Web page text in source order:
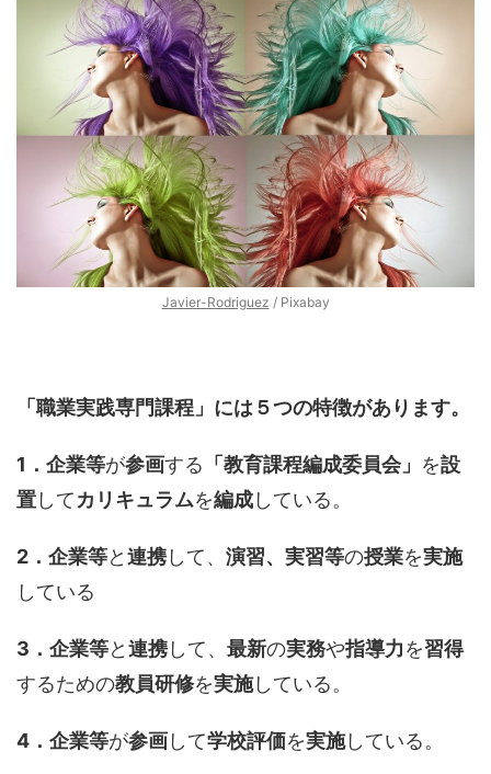
Javier-Rodriguez / Pixabay
「職業実践専門課程」には５つの特徴があります。
1．企業等が参画する 「教育課程編成委員会」 を設
置してカリキュラムを編成している。
2．企業等と連携して、 演習、実習等の授業を実施
している
3．企業等と連携して、 最新の実務や指導力を習得
するための教員研修を実施している。
4．企業等が参画して学校評価を実施している。